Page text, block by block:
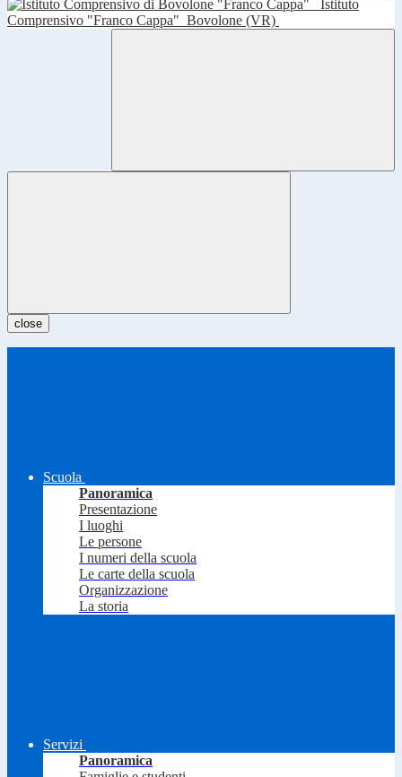
Istituto
Comprensivo "Franco Cappa" Bovolone (VR)
close
Scuola
Panoramica
Presentazione
I luoghi
Le persone
I numeri della scuola
Le carte della scuola
Organizzazione
La storia
Servizi
Panoramica